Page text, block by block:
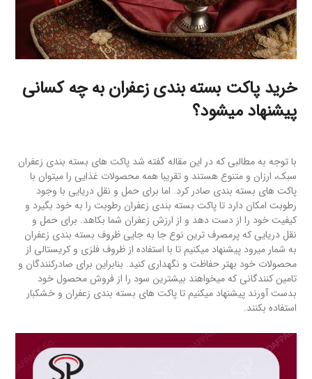
خرید پاکت بسته بندی زعفران به چه کسانی
پیشنهاد میشود؟
با توجه به مطالبی که در این مقاله گفته شد پاکت های بسته بندی زعفران
سبک، ارزان و متنوع هستند و تقریبا همه محصولات غذایی را میتوان با
پاکت های بسته بندی صادر کرد. اما برای حمل و نقل دریایی با وجود
رطوبت امکان دارد تا پاکت بسته بندی زعفران رطوبت را به خود بگیرد و
کیفیت خود را از دست دهد و از ارزش زعفران شما بکاهد. برای حمل و
نقل دریایی که پرمصرف ترین نوع جا به جایی ظروف بسته بندی زعفران
به شمار میرود پیشنهاد میکنیم تا با استفاده از ظروف فلزی و کریستالی از
محصولات خود بهتر حفاظت و نگهداری کنید. بنابراین برای صادرکنندگان و
تامین کنندگانی که میخواهند بیشترین سود را از فروش محصول خود
بدست آورند پیشنهاد میکنیم تا پاکت های بسته بندی زعفران و خشکبار
استفاده بکنند.